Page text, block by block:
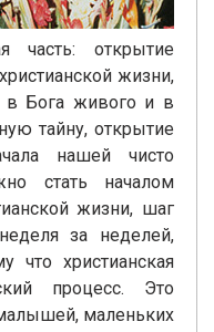
открытие
жизни,
в Бога живого и в
тайну, открытие
нашей чисто
стать началом
жизни, шаг
за неделей,
что христианская
процесс. Это
маленьких